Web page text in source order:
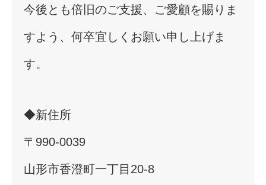
今後とも倍旧のご支援、ご愛顧を賜りま
すよう、何卒宜しくお願い申し上げま
す。
◆新住所
〒990-0039
山形市香澄町一丁目20-8